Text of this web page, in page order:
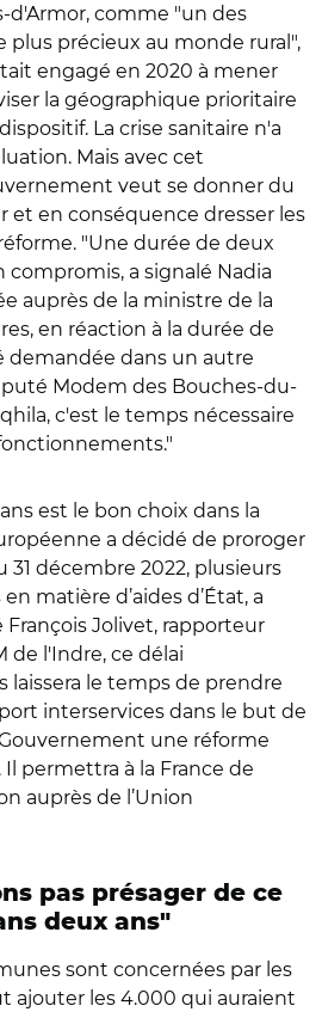
d'Armor, comme "un des
plus précieux au monde rural",
engagé en 2020 à mener
la géographique prioritaire
La crise sanitaire n'a
Mais avec cet
veut se donner du
et en conséquence dresser les
"Une durée de deux
a signalé Nadia
auprès de la ministre de la
en réaction à la durée de
demandée dans un autre
Modem des Bouches-du-
c'est le temps nécessaire
est le bon choix dans la
a décidé de proroger
31 décembre 2022, plusieurs
matière d’aides d’État, a
Jolivet, rapporteur
de l'Indre, ce délai
laissera le temps de prendre
interservices dans le but de
une réforme
permettra à la France de
auprès de l’Union
pas présager de ce
deux ans"
sont concernées par les
ajouter les 4.000 qui auraient